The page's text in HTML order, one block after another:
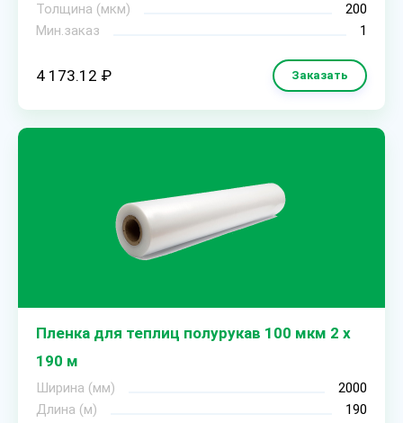
Толщина (мкм)
200
Мин.заказ
1
4 173.12 ₽ Заказать
Пленка для теплиц полурукав 100 мкм 2 х
190 м
Ширина (мм)
2000
Длина (м)
190